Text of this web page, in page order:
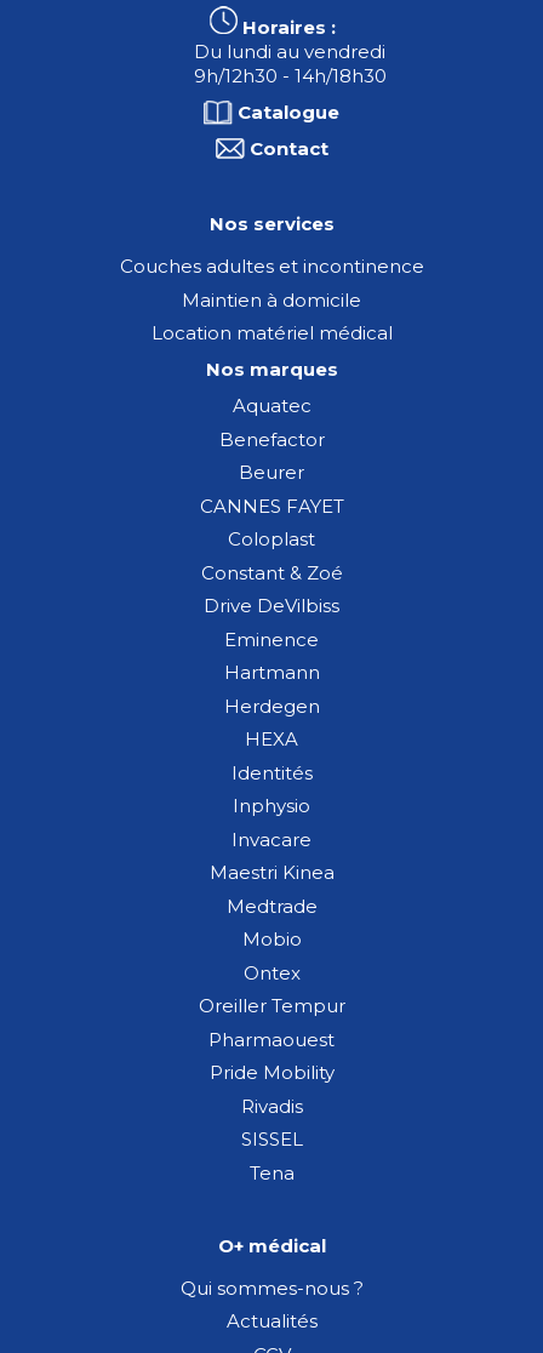
Horaires :
Du lundi au vendredi
9h/12h30 - 14h/18h30
Catalogue
Contact
Nos services
Couches adultes et incontinence
Maintien à domicile
Location matériel médical
Nos marques
Aquatec
Benefactor
Beurer
CANNES FAYET
Coloplast
Constant & Zoé
Drive DeVilbiss
Eminence
Hartmann
Herdegen
HEXA
Identités
Inphysio
Invacare
Maestri Kinea
Medtrade
Mobio
Ontex
Oreiller Tempur
Pharmaouest
Pride Mobility
Rivadis
SISSEL
Tena
O+ médical
Qui sommes-nous ?
Actualités